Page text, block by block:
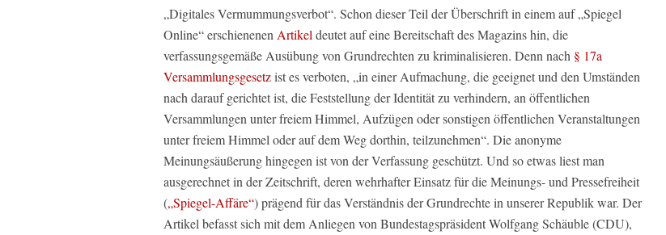
„Digitales Vermummungsverbot“. Schon dieser Teil der Überschrift in einem auf „Spiegel
Online“ erschienenen Artikel deutet auf eine Bereitschaft des Magazins hin, die
verfassungsgemäße Ausübung von Grundrechten zu kriminalisieren. Denn nach § 17a
Versammlungsgesetzist es verboten, „in einer Aufmachung, die geeignet und den Umständen
nach darauf gerichtet ist, die Feststellung der Identität zu verhindern, an öffentlichen
Versammlungen unter freiem Himmel, Aufzügen oder sonstigen öffentlichen Veranstaltungen
unter freiem Himmel oder auf dem Weg dorthin, teilzunehmen“. Die anonyme
Meinungsäußerung hingegen ist von der Verfassung geschützt. Und so etwas liest man
ausgerechnet in der Zeitschrift, deren wehrhafter Einsatz für die Meinungs- und Pressefreiheit
(„Spiegel-Affäre“) prägend für das Verständnis der Grundrechte in unserer Republik war. Der
Artikel befasst sich mit dem Anliegen von Bundestagspräsident Wolfgang Schäuble (CDU),